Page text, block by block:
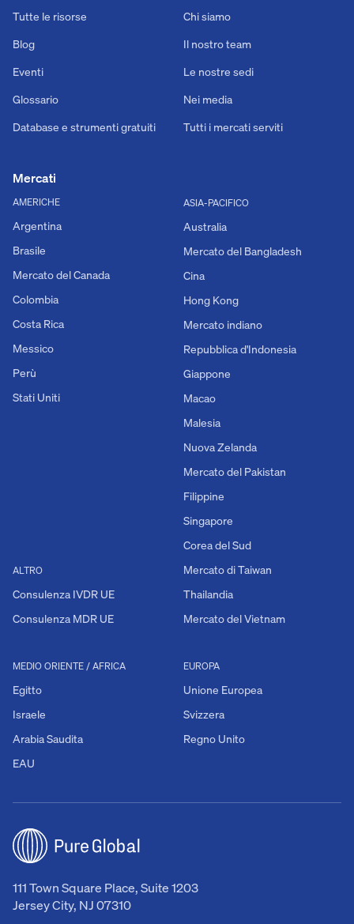
111 Town Square Place, Suite 1203
Jersey City, NJ 07310
Tutte le risorse
Blog
Eventi
Glossario
Database e strumenti gratuiti
Chi siamo
Il nostro team
Le nostre sedi
Nei media
Tutti i mercati serviti
Mercati
AMERICHE
Argentina
Brasile
Mercato del Canada
Colombia
Costa Rica
Messico
Perù
Stati Uniti
ALTRO
Consulenza IVDR UE
Consulenza MDR UE
EUROPA
Unione Europea
Svizzera
Regno Unito
MEDIO ORIENTE / AFRICA
Egitto
Israele
Arabia Saudita
EAU
ASIA-PACIFICO
Australia
Mercato del Bangladesh
Cina
Hong Kong
Mercato indiano
Repubblica d'Indonesia
Giappone
Macao
Malesia
Nuova Zelanda
Mercato del Pakistan
Filippine
Singapore
Corea del Sud
Mercato di Taiwan
Thailandia
Mercato del Vietnam